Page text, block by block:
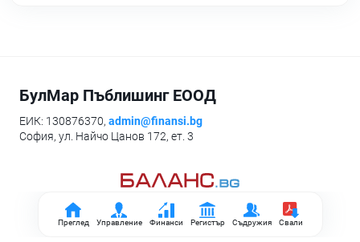
Преглед Управление Финанси Регистър Съдружия Свали
БулМар Пъблишинг ЕООД
ЕИК: 130876370, admin@finansi.bg
София, ул. Найчо Цанов 172, ет. 3